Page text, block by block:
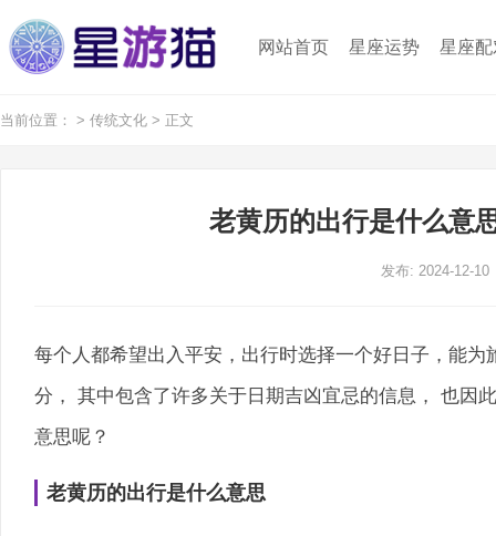
网站首页 星座运势 星座
当前位置： > 传统文化 > 正文
老黄历的出行是什么意
发布: 2024-12-10
每个人都希望出入平安，出行时选择一个好日子，能
分， 其中包含了许多关于日期吉凶宜忌的信息， 也因
意思呢？
老黄历的出行是什么意思